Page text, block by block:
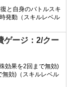
と自身のバトルスキ
発動（スキルレベル
ゲージ：2/クー
効果を2回まで無効)
無効)（スキルレベル